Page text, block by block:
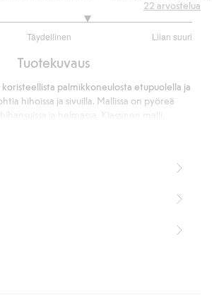
Täydellinen Liian suuri
22 arvostelua
Tuotekuvaus
koristeellista palmikkoneulosta etupuolella ja
hihoissa ja sivuilla. Mallissa on pyöreä
tuntu.